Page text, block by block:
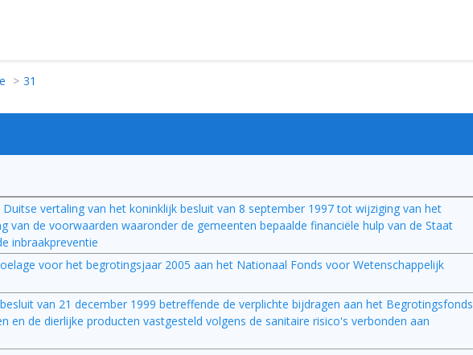
31
vertaling van het koninklijk besluit van 8 september 1997 tot wijziging van het
van de voorwaarden waaronder de gemeenten bepaalde financiële hulp van de Staat
inbraakpreventie
voor het begrotingsjaar 2005 aan het Nationaal Fonds voor Wetenschappelijk
van 21 december 1999 betreffende de verplichte bijdragen aan het Begrotingsfonds
en de dierlijke producten vastgesteld volgens de sanitaire risico's verbonden aan